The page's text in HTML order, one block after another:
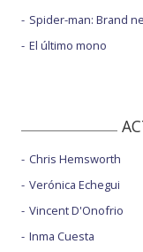
Spider-man: Brand
El último mono
Chris Hemsworth
Verónica Echegui
Vincent D'Onofrio
Inma Cuesta